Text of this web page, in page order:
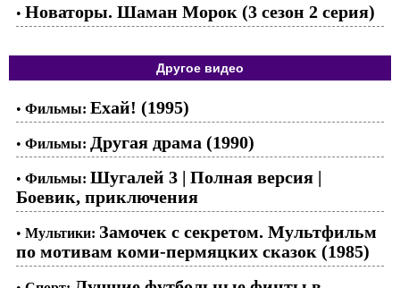
• Новаторы. Шаман Морок (3 сезон 2 серия)
Другое видео
• Фильмы: Ехай! (1995)
• Фильмы: Другая драма (1990)
• Фильмы: Шугалей 3 | Полная версия |
Боевик, приключения
• Мультики: Замочек с секретом. Мультфильм
по мотивам коми-пермяцких сказок (1985)